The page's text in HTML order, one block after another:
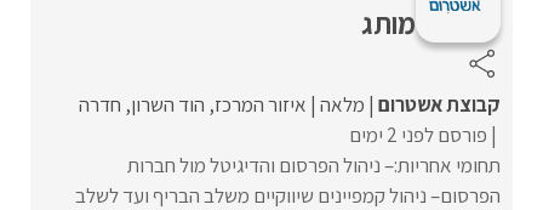
מותג
קבוצת אשטרום מלאה איזור המרכז הוד השרון חדרה
פורסם לפני 2 ימים
תחומי אחריות:– ניהול הפרסום והדיגיטל מול חברות
הפרסום– ניהול קמפיינים שיווקיים משלב הבריף ועד לשלב